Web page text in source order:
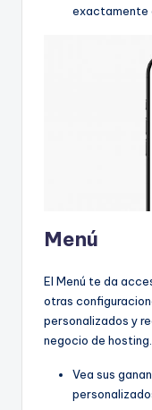
exactamente
Menú
El Menú te da
otras
personalizados y
negocio de hosting.
Vea sus